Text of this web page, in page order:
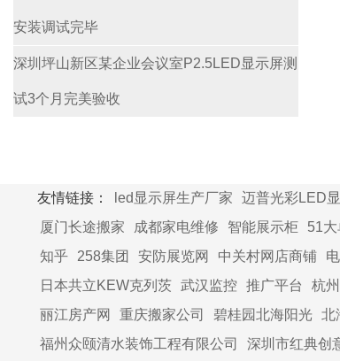
安装调试完毕
深圳坪山新区某企业会议室P2.5LED显示屏测
试3个月完美验收
友情链接： led显示屏生产厂家 迈普光彩LED
厦门长途搬家
成都家电维修 智能展示柜 51
知乎
258集团 安防展览网 中关村网店商铺
日本共立KEW克列茨 武汉监控 推广平台 杭
丽江房产网
重庆搬家公司 碧桂园北海阳光 北
福州众颐清水装饰工程有限公司
深圳市红典创